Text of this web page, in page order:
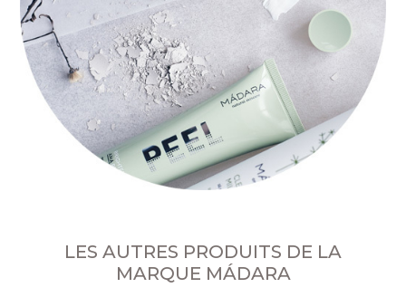
LES AUTRES PRODUITS DE LA
MARQUE MÁDARA